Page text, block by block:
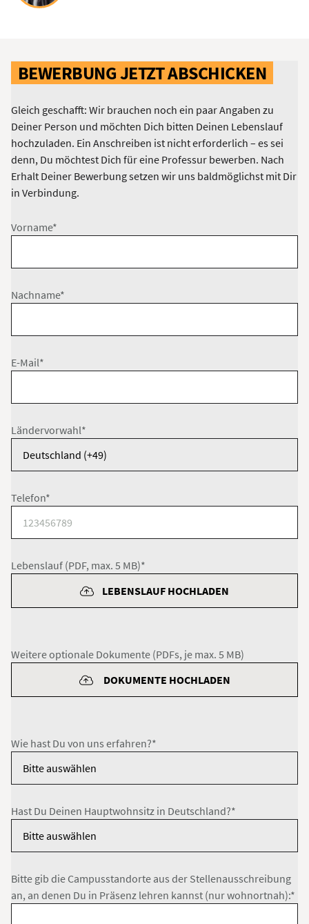
BEWERBUNG JETZT ABSCHICKEN
Gleich geschafft: Wir brauchen noch ein paar Angaben zu
Deiner Person und möchten Dich bitten Deinen Lebenslauf
hochzuladen. Ein Anschreiben ist nicht erforderlich – es sei
denn, Du möchtest Dich für eine Professur bewerben. Nach
Erhalt Deiner Bewerbung setzen wir uns baldmöglichst mit Dir
in Verbindung.
Vorname*
Nachname*
E-Mail*
Ländervorwahl*
Telefon*
Lebenslauf (PDF, max. 5 MB)*
LEBENSLAUF HOCHLADEN
Weitere optionale Dokumente (PDFs, je max. 5 MB)
DOKUMENTE HOCHLADEN
Wie hast Du von uns erfahren?*
Hast Du Deinen Hauptwohnsitz in Deutschland?*
Bitte gib die Campusstandorte aus der Stellenausschreibung
an, an denen Du in Präsenz lehren kannst (nur wohnortnah):*